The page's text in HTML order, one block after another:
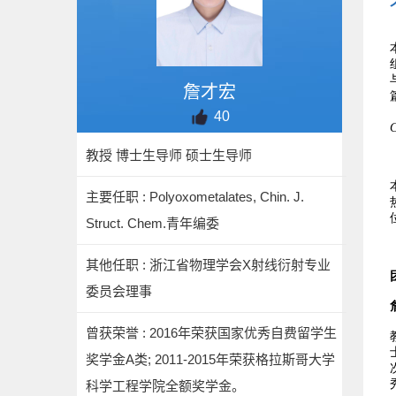
詹才宏
40
教授 博士生导师 硕士生导师
主要任职 : Polyoxometalates, Chin. J.
Struct. Chem.青年编委
其他任职 : 浙江省物理学会X射线衍射专业
委员会理事
曾获荣誉 : 2016年荣获国家优秀自费留学生
奖学金A类; 2011-2015年荣获格拉斯哥大学
科学工程学院全额奖学金。